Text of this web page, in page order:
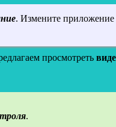
. Измените приложение
просмотреть
.